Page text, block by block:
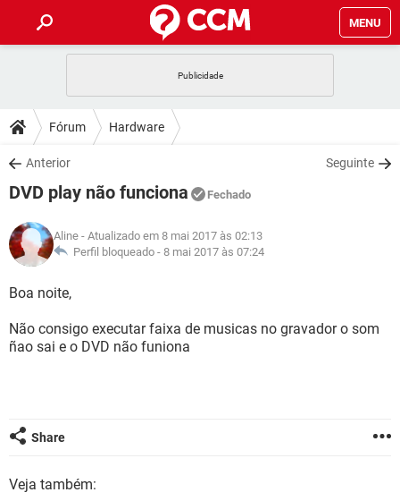
MENU
CELULAR
OUTLOOK
INSTAGRAM GMAIL
GUIA DE COMPRAS
DICAS
JOGOS
INSTAGRAM GMAIL
GUIA DE COMPRAS
DOWNLOADS
JOGOS WHATSAPP
CELULAR
OUTLOOK EXCEL
INSTAGRAM
FÓRUM
JOGOS WHATSAPP
CELULAR
OUTLOOK
INSTAGRAM GMAIL
GLOSSÁRIO
OUTLOOK
Fórum Hardware
Anterior Seguinte
DVD play não funciona Fechado
Aline - Atualizado em 8 mai 2017 às 02:13
Perfil bloqueado - 8 mai 2017 às 07:24
Boa noite,
Não consigo executar faixa de musicas no gravador o som
ñao sai e o DVD não funiona
Share
Veja também: